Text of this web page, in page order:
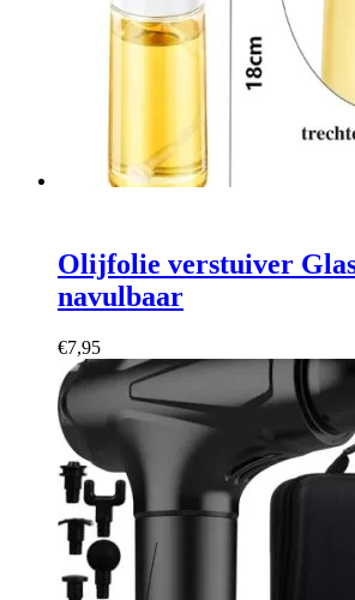
Olijfolie verstuiver
navulbaar
€7,95